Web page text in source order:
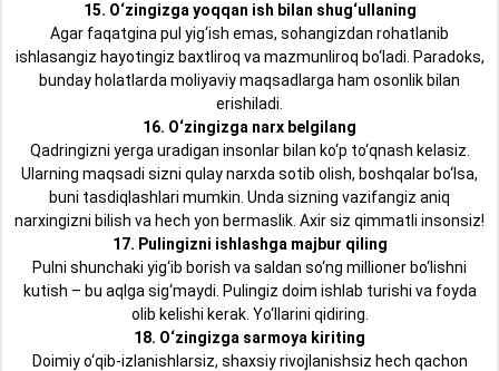
15. O‘zingizga yoqqan ish bilan shug‘ullaning
Agar faqatgina pul yig‘ish emas, sohangizdan rohatlanib
ishlasangiz hayotingiz baxtliroq va mazmunliroq bo‘ladi. Paradoks,
bunday holatlarda moliyaviy maqsadlarga ham osonlik bilan
erishiladi.
16. O‘zingizga narx belgilang
Qadringizni yerga uradigan insonlar bilan ko‘p to‘qnash kelasiz.
Ularning maqsadi sizni qulay narxda sotib olish, boshqalar bo‘lsa,
buni tasdiqlashlari mumkin. Unda sizning vazifangiz aniq
narxingizni bilish va hech yon bermaslik. Axir siz qimmatli insonsiz!
17. Pulingizni ishlashga majbur qiling
Pulni shunchaki yig‘ib borish va saldan so‘ng millioner bo‘lishni
kutish – bu aqlga sig‘maydi. Pulingiz doim ishlab turishi va foyda
olib kelishi kerak. Yo‘llarini qidiring.
18. O‘zingizga sarmoya kiriting
Doimiy o‘qib-izlanishlarsiz, shaxsiy rivojlanishsiz hech qachon